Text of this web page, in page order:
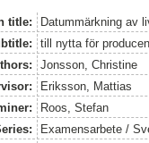
title:
Datummärkning av
till nytta för
Jonsson, Christine
Eriksson, Mattias
Roos, Stefan
Examensarbete /